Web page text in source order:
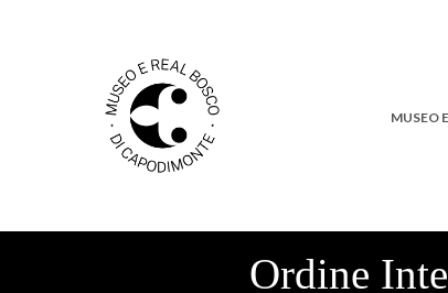
MUSEO
Ordine